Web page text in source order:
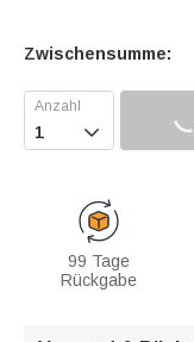
Zwischensumme:

99 Tage
Rückgabe